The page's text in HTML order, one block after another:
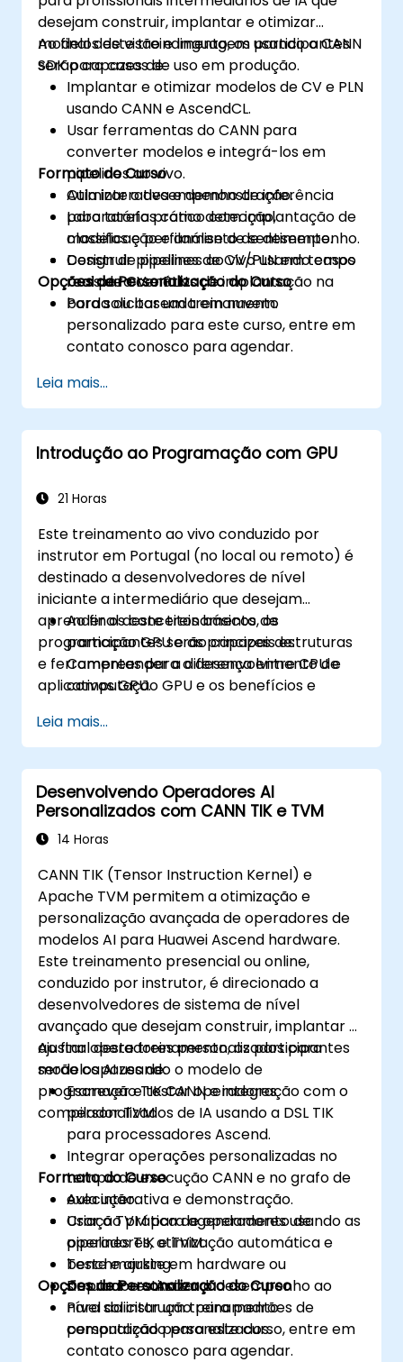
desejam construir, implantar e otimizar
modelos de visão e linguagem usando o CANN
SDK para casos de uso em produção.
Ao final deste treinamento, os participantes
serão capazes de:
Implantar e otimizar modelos de CV e PLN
usando CANN e AscendCL.
Usar ferramentas do CANN para
converter modelos e integrá-los em
pipelines ao vivo.
Otimizar o desempenho de inferência
para tarefas como detecção,
classificação e análise de sentimento.
Construir pipelines de CV/PLN em tempo
real para cenários de implantação na
borda ou baseada em nuvem.
Formato do Curso
Aula interativa e demonstração.
Laboratório prático com implantação de
modelos e perfilamento de desempenho.
Design de pipelines ao vivo usando casos
reais de CV e PLN.
Opções de Personalização do Curso
Para solicitar um treinamento
personalizado para este curso, entre em
contato conosco para agendar.
Leia mais...
Introdução ao Programação com GPU
21 Horas
Este treinamento ao vivo conduzido por
instrutor em Portugal (no local ou remoto) é
destinado a desenvolvedores de nível
iniciante a intermediário que desejam
aprender os conceitos básicos de
programação GPU e as principais estruturas
e ferramentas para o desenvolvimento de
aplicativos GPU.
Ao final deste treinamento, os
participantes serão capazes de:
Compreender a diferença entre CPU e
computação GPU e os benefícios e
Escolher a estrutura e a ferramenta
correcta para a sua aplicação GPU.
Criar um programa GPU básico que
executa adição de vectores usando uma
ou mais das estruturas e ferramentas.
Utilizar as respectivas API, linguagens e
sobre o dispositivo, atribuir e anular a
atribuição de memória ao dispositivo,
copiar dados entre o anfitrião e o
dispositivo, lançar kernels e sincronizar
threads.
Utilizar os respectivos espaços de
memória, tais como global, local,
constante e privado, para otimizar as
transferências de dados e os acessos à
memória.
Utilizar os respectivos modelos de
execução, tais como work-items, work-
groups, threads, blocos e grelhas, para
controlar o paralelismo.
Depurar e testar programas GPU usando
ferramentas como CodeXL, CUDA-GDB,
CUDA-MEMCHECK e NVIDIA Nsight.
Otimizar programas GPU usando técnicas
como coalescência, armazenamento em
cache, pré-busca e criação de perfil.
Leia mais...
Desenvolvendo Operadores AI
Personalizados com CANN TIK e TVM
14 Horas
CANN TIK (Tensor Instruction Kernel) e
Apache TVM permitem a otimização e
personalização avançada de operadores de
modelos AI para Huawei Ascend hardware.
Este treinamento presencial ou online,
conduzido por instrutor, é direcionado a
desenvolvedores de sistema de nível
avançado que desejam construir, implantar e
ajustar operadores personalizados para
modelos AI usando o modelo de
programação TIK CANN e integração com o
compilador TVM.
Ao final deste treinamento, os participantes
serão capazes de:
Escrever e testar operadores
personalizados de IA usando a DSL TIK
para processadores Ascend.
Integrar operações personalizadas no
tempo de execução CANN e no grafo de
execução.
Usar o TVM para agendamento de
operadores, otimização automática e
benchmarking.
Depurar e otimizar o desempenho ao
nível da instrução para padrões de
computação personalizados.
Formato do Curso
Aula interativa e demonstração.
Criação prática de operadores usando as
pipelines TIK e TVM.
Teste e ajuste em hardware ou
simuladores Ascend.
Opções de Personalização do Curso
Para solicitar um treinamento
personalizado para este curso, entre em
contato conosco para agendar.